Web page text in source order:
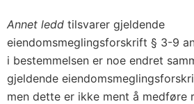
Annet ledd tilsvarer gjeldende
eiendomsmeglingsforskrift § 3-9
i bestemmelsen er noe endret
gjeldende
men dette er ikke ment å medføre